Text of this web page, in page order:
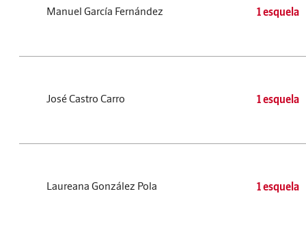
Manuel García Fernández 1 esquela
José Castro Carro 1 esquela
Laureana González Pola 1 esquela